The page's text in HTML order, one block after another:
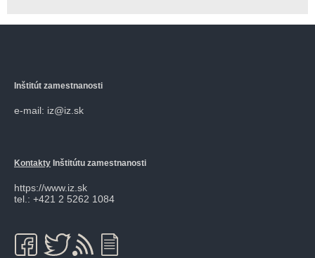
Inštitút zamestnanosti
e-mail: iz@iz.sk
Kontakty Inštitútu zamestnanosti
https://www.iz.sk
tel.: +421 2 5262 1084